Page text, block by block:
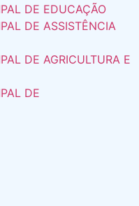
DE EDUCAÇÃO
DE ASSISTÊNCIA
DE AGRICULTURA E
DE